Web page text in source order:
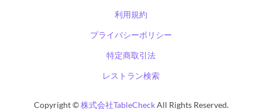
利用規約
プライバシーポリシー
特定商取引法
レストラン検索
Copyright ©株式会社TableCheckAll Rights Reserved.